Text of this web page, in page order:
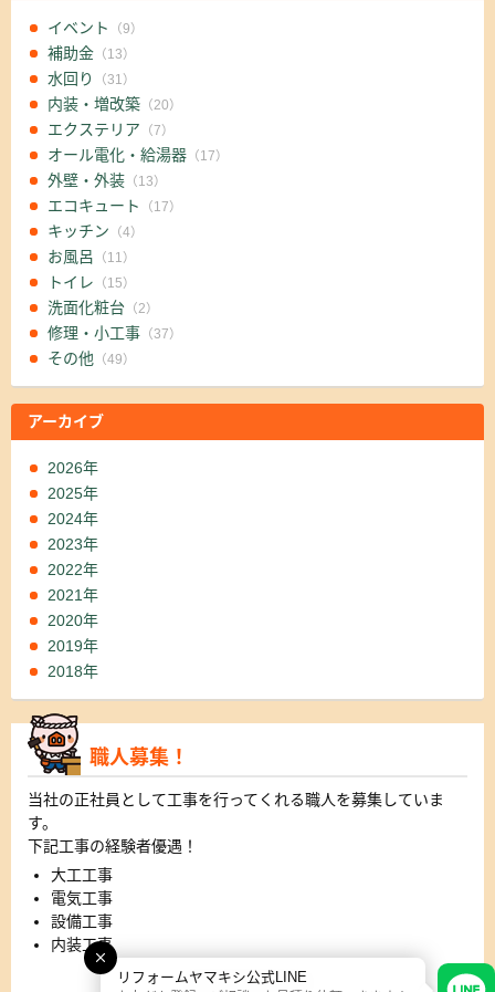
イベント （9）
補助金（13）
水回り （31）
内装・増改築（20）
エクステリア （7）
オール電化・給湯器（17）
外壁・外装（13）
エコキュート （17）
キッチン （4）
お風呂 （11）
トイレ （15）
洗面化粧台（2）
修理・小工事（37）
その他 （49）
アーカイブ
2026年
2025年
2024年
2023年
2022年
2021年
2020年
2019年
2018年
職人募集！
当社の正社員として工事を行ってくれる職人を募集していま
す。
下記工事の経験者優遇！
大工工事
電気工事
設備工事
内装工事
詳細はこちら
リフォームヤマキシ公式LINE